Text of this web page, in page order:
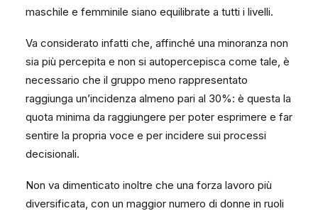
maschile e femminile siano equilibrate a tutti i livelli.
Va considerato infatti che, affinché una minoranza non
sia più percepita e non si autopercepisca come tale, è
necessario che il gruppo meno rappresentato
raggiunga un’incidenza almeno pari al 30%: è questa la
quota minima da raggiungere per poter esprimere e far
sentire la propria voce e per incidere sui processi
decisionali.
Non va dimenticato inoltre che una forza lavoro più
diversificata, con un maggior numero di donne in ruoli